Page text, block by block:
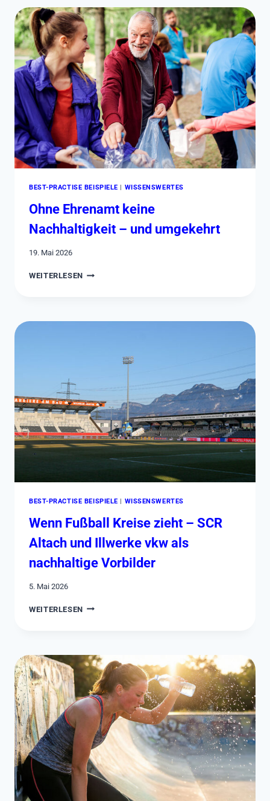
EIN
UNTERSCHÄTZTES
THEMA
MIT
GROSSEM P
OTENZIAL
BEST-PRACTISE BEISPIELE | WISSENSWERTES
Ohne Ehrenamt keine
Nachhaltigkeit – und umgekehrt
19. Mai 2026
WEITERLESEN OHNE
BEST-PRACTISE BEISPIELE | WISSENSWERTES
Wenn Fußball Kreise zieht – SCR
Altach und Illwerke vkw als
nachhaltige Vorbilder
5. Mai 2026
WEITERLESEN WENN
CR A
LTACH U
ND I
LLWERKE V
KW A
ACHHALTIGE V
ORBILDER